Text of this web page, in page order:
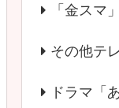
「金スマ
その他テ
ドラマ「